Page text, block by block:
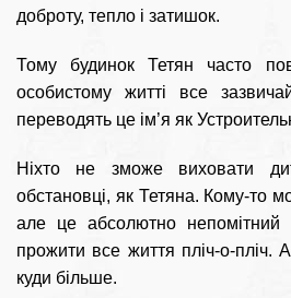
доброту, тепло і затишок.
Тому будинок Тетян часто
особистому житті все
переводять це ім’я як
Ніхто не зможе виховати
обстановці, як Тетяна. Кому-то
але це абсолютно
прожити все життя пліч-о-пліч.
куди більше.